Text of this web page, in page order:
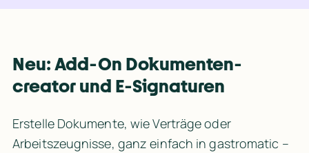
Neu: Add-On Dokumenten-
creator und E-Signaturen
Erstelle Dokumente, wie Verträge oder
Arbeitszeugnisse, ganz einfach in gastromatic –